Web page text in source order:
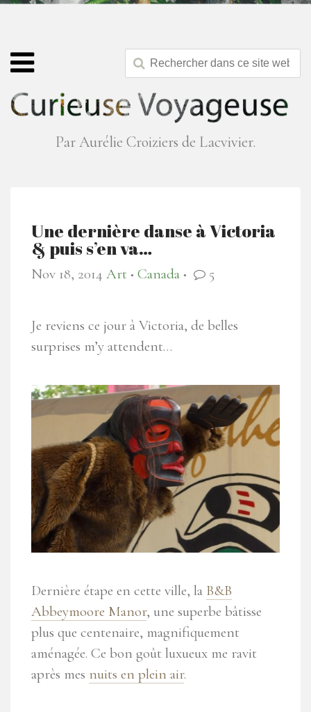
Par Aurélie Croiziers de Lacvivier.
Une dernière danse à Victoria
& puis s’en va…
Nov 18, 2014 Art ● Canada ● 5
Je reviens ce jour à Victoria, de belles
surprises m’y attendent…
Dernière étape en cette ville, la B&B
Abbeymoore Manor, une superbe bâtisse
plus que centenaire, magnifiquement
aménagée. Ce bon goût luxueux me ravit
après mes nuits en plein air.